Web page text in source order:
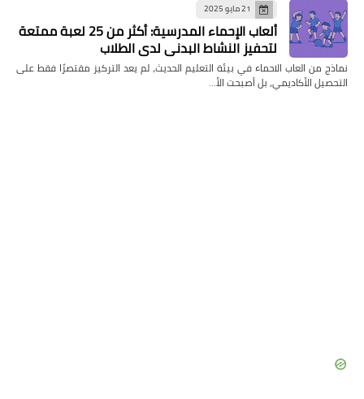
21 مايو 2025
ألعاب الإحماء المدرسية: أكثر من 25 لعبة ممتعة
لتحفيز النشاط البدني لدى الطلاب
نماذج من العاب الاحماء في بيئة التعليم الحديث، لم يعد التركيز مقتصرًا فقط على
التحصيل الأكاديمي، بل أصبحت الأ…